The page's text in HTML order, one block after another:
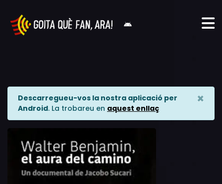
Descarregueu-vos la nostra aplicació per
Android. La trobareu en aquest enllaç
×